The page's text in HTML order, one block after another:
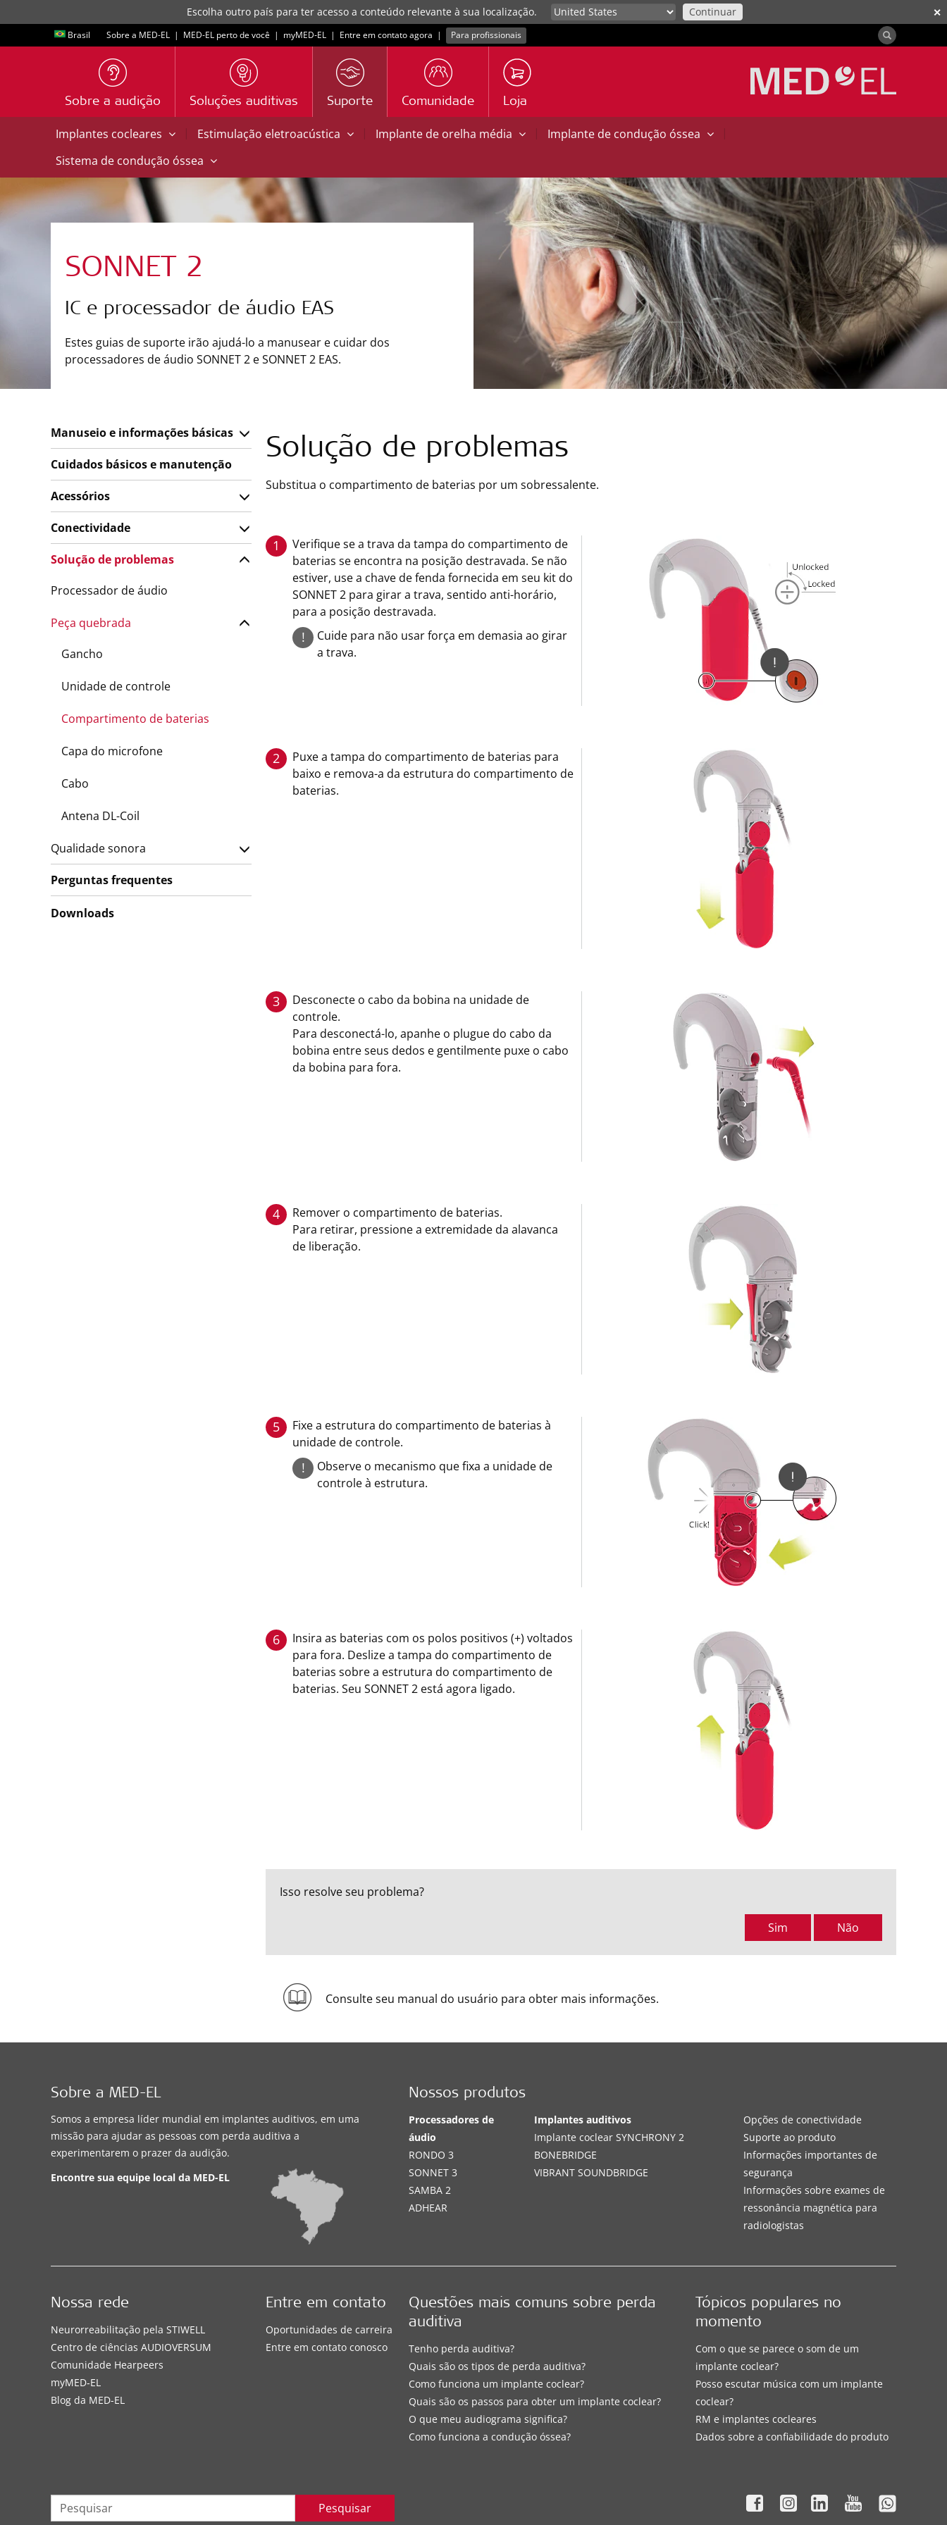
✕
Escolha outro país para ter acesso a conteúdo relevante à sua localização. Continuar
Brasil Sobre a MED-EL | MED-EL perto de você | myMED‑EL | Entre em contato agora | Para profissionais
Sobre a audição Soluções auditivas Suporte Comunidade Loja
Implantes cocleares | Estimulação eletroacústica | Implante de orelha média | Implante de condução óssea
|
Sistema de condução óssea
SONNET 2
IC e processador de áudio EAS
Estes guias de suporte irão ajudá-lo a manusear e cuidar dos
processadores de áudio SONNET 2 e SONNET 2 EAS.
Solução de problemas
Substitua o compartimento de baterias por um sobressalente.
1
Verifique se a trava da tampa do compartimento de
baterias se encontra na posição destravada. Se não
estiver, use a chave de fenda fornecida em seu kit do
SONNET 2 para girar a trava, sentido anti-horário,
para a posição destravada.
!
Cuide para não usar força em demasia ao girar
a trava.
2
Puxe a tampa do compartimento de baterias para
baixo e remova-a da estrutura do compartimento de
baterias.
3
Desconecte o cabo da bobina na unidade de
controle.
Para desconectá-lo, apanhe o plugue do cabo da
bobina entre seus dedos e gentilmente puxe o cabo
da bobina para fora.
4
Remover o compartimento de baterias.
Para retirar, pressione a extremidade da alavanca
de liberação.
5
Fixe a estrutura do compartimento de baterias à
unidade de controle.
!
Observe o mecanismo que fixa a unidade de
controle à estrutura.
6
Insira as baterias com os polos positivos (+) voltados
para fora. Deslize a tampa do compartimento de
baterias sobre a estrutura do compartimento de
baterias. Seu SONNET 2 está agora ligado.
Isso resolve seu problema?
Sim Não
Consulte seu manual do usuário para obter mais informações.
Manuseio e informações básicas
Cuidados básicos e manutenção
Acessórios
Conectividade
Solução de problemas
Processador de áudio
Peça quebrada
Gancho
Unidade de controle
Compartimento de baterias
Capa do microfone
Cabo
Antena DL-Coil
Qualidade sonora
Perguntas frequentes
Downloads
Sobre a MED-EL
Somos a empresa líder mundial em implantes auditivos, em uma
missão para ajudar as pessoas com perda auditiva a
experimentarem o prazer da audição.
Encontre sua equipe local da MED-EL
Nossos produtos
Processadores de
áudio
RONDO 3
SONNET 3
SAMBA 2
ADHEAR
Implantes auditivos
Implante coclear SYNCHRONY 2
BONEBRIDGE
VIBRANT SOUNDBRIDGE
Opções de conectividade
Suporte ao produto
Informações importantes de
segurança
Informações sobre exames de
ressonância magnética para
radiologistas
Questões mais comuns sobre perda
auditiva
Tenho perda auditiva?
Quais são os tipos de perda auditiva?
Como funciona um implante coclear?
Quais são os passos para obter um implante coclear?
O que meu audiograma significa?
Como funciona a condução óssea?
Tópicos populares no
momento
Com o que se parece o som de um
implante coclear?
Posso escutar música com um implante
coclear?
RM e implantes cocleares
Dados sobre a confiabilidade do produto
Nossa rede
Neurorreabilitação pela STIWELL
Centro de ciências AUDIOVERSUM
Comunidade Hearpeers
myMED‑EL
Blog da MED-EL
Entre em contato
Oportunidades de carreira
Entre em contato conosco
Pesquisar